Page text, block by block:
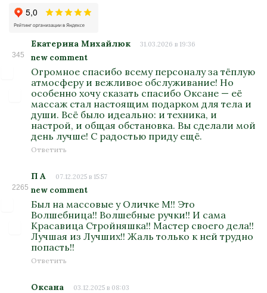
345
Екатерина Михайлюк 31.03.2026 в 19:36
new comment
Огромное спасибо всему персоналу за тёплую
атмосферу и вежливое обслуживание! Но
особенно хочу сказать спасибо Оксане — её
массаж стал настоящим подарком для тела и
души. Всё было идеально: и техника, и
настрой, и общая обстановка. Вы сделали мой
день лучше! С радостью приду ещё.
Ответить
2265
П А 07.12.2025 в 15:57
new comment
Был на массовые у Оличке М!! Это
Волшебница!! Волшебные ручки!! И сама
Красавица Стройняшка!! Мастер своего дела!!
Лучшая из Лучших!! Жаль только к ней трудно
попасть!!
Ответить
Оксана 03.12.2025 в 08:03